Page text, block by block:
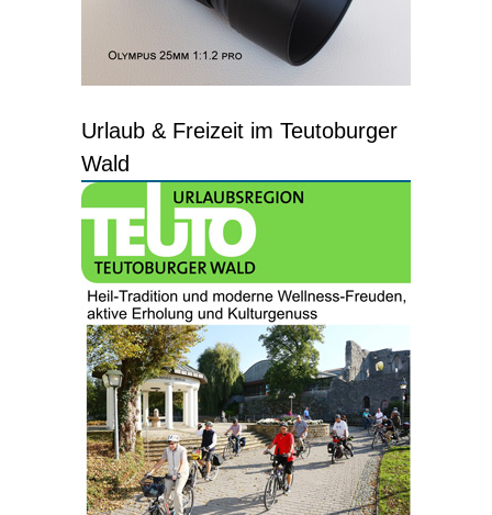
Urlaub & Freizeit im Teutoburger
Wald